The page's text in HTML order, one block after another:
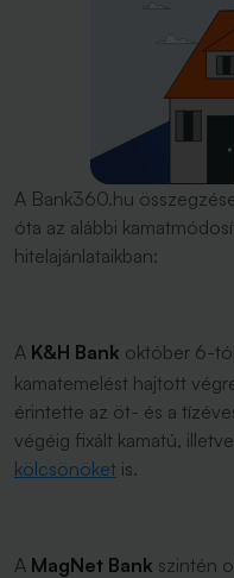
A Bank360.hu
óta az alábbi
hitelajánlataikban:
A K&H Bank október 6-
kamatemelést hajtott
érintette az öt- és a
végéig fixált kamatú,
kölcsönöket is.
A MagNet Bank szintén